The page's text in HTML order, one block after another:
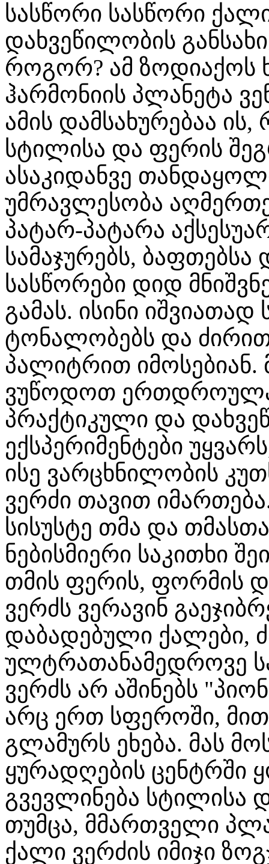
სასწორი სასწორი
დახვეწილობის
როგორ? ამ ზოდიაქოს
ჰარმონიის პლანეტა
ამის დამსახურებაა
სტილისა და ფერის
ასაკიდანვე
უმრავლესობა
პატარ-პატარა
სამაჯურებს, ბაფთებსა
სასწორები დიდ
გამას. ისინი
ტონალობებს და
პალიტრით
ვუწოდოთ
პრაქტიკული და
ექსპერიმენტები
ისე ვარცხნილობის
ვერძი თავით
სისუსტე თმა და
ნებისმიერი საკითხი
თმის ფერის, ფორმის
ვერძს ვერავინ
დაბადებული ქალები,
ულტრათანამედროვე
ვერძს არ აშინებს
არც ერთ სფეროში,
გლამურს ეხება. მას
ყურადღების ცენტრში
გვევლინება სტილისა
თუმცა, მმართველი
ქალი ვერძის იმიჯი